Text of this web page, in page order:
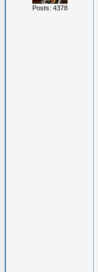
Posts: 4378